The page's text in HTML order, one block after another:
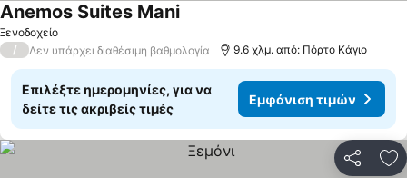
Ξενοδοχείο
Anemos Suites Mani
/ Δεν υπάρχει διαθέσιμη βαθμολογία 9.6 χλμ. από: Πόρτο Κάγιο
Επιλέξτε ημερομηνίες, για να
δείτε τις ακριβείς τιμές
Εμφάνιση τιμών